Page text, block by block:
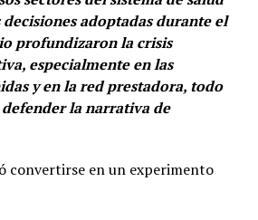
adoptadas durante el
profundizaron la crisis
especialmente en las
y en la red prestadora, todo
la narrativa de
convertirse en un experimento